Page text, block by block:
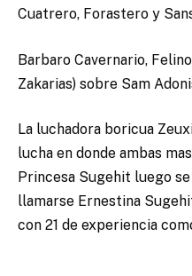
Cuatrero, Forastero y
Barbaro Cavernario,
Zakarias) sobre Sam
La luchadora boricua
lucha en donde ambas
Princesa Sugehit luego
llamarse Ernestina
con 21 de experiencia